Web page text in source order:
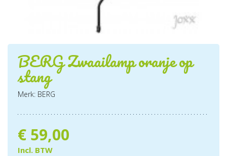
BERG Zwaailamp oranje op
stang
Merk: BERG
€ 59,00
Incl. BTW